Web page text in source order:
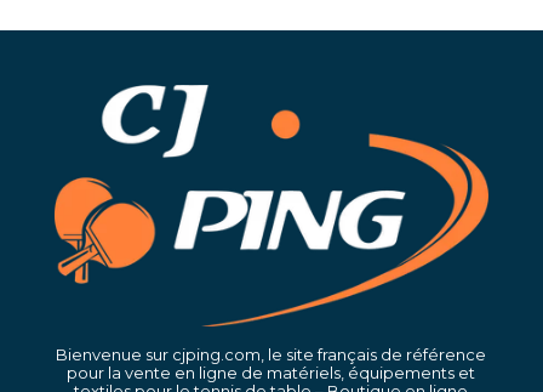
Bienvenue sur cjping.com, le site français de référence
pour la vente en ligne de matériels, équipements et